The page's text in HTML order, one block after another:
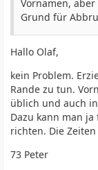
Vornamen,
Grund für
Hallo Olaf,
kein Problem.
Rande zu tun.
üblich und auch
Dazu kann man
richten. Die
73 Peter